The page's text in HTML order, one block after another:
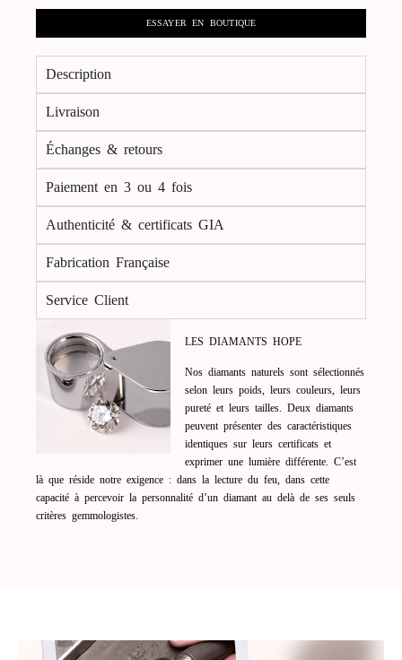
ESSAYER EN BOUTIQUE
Description
Livraison
Échanges & retours
Paiement en 3 ou 4 fois
Authenticité & certificats GIA
Fabrication Française
Service Client
LES DIAMANTS HOPE
Nos diamants naturels sont sélectionnés
selon leurs poids, leurs couleurs, leurs
pureté et leurs tailles. Deux diamants
peuvent présenter des caractéristiques
identiques sur leurs certificats et
exprimer une lumière différente. C’est
là que réside notre exigence : dans la lecture du feu, dans cette
capacité à percevoir la personnalité d’un diamant au delà de ses seuls
critères gemmologistes.